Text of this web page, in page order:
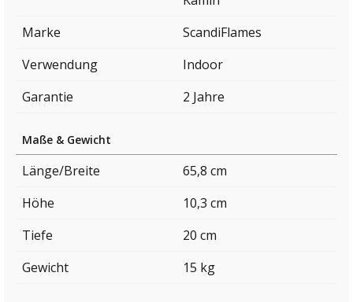
Marke
ScandiFlames
Verwendung
Indoor
Garantie
2 Jahre
Maße & Gewicht
Länge/Breite
65,8 cm
Höhe
10,3 cm
Tiefe
20 cm
Gewicht
15 kg